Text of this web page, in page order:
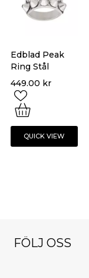
Edblad Peak
Ring Stål
449.00 kr
QUICK VIEW
FÖLJ OSS